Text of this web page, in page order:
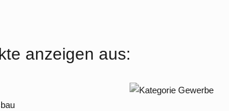
anzeigen aus: